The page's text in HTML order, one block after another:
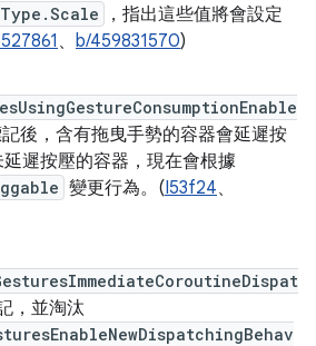
，指出這些值將會設定
、 b/459831570)
後，含有拖曳手勢的容器會延遲按
遲按壓的容器，現在會根據
變更行為。(I53f24、
，並淘汰